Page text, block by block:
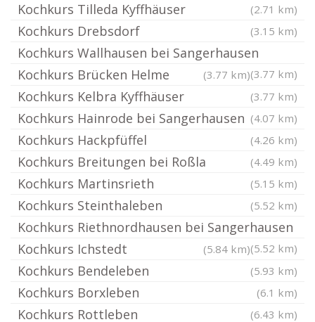
Kochkurs Tilleda Kyffhäuser (2.71 km)
Kochkurs Drebsdorf (3.15 km)
Kochkurs Wallhausen bei Sangerhausen
(3.77 km)
Kochkurs Brücken Helme (3.77 km)
Kochkurs Kelbra Kyffhäuser (3.77 km)
Kochkurs Hainrode bei Sangerhausen (4.07 km)
Kochkurs Hackpfüffel (4.26 km)
Kochkurs Breitungen bei Roßla (4.49 km)
Kochkurs Martinsrieth (5.15 km)
Kochkurs Steinthaleben (5.52 km)
Kochkurs Riethnordhausen bei Sangerhausen
(5.52 km)
Kochkurs Ichstedt (5.84 km)
Kochkurs Bendeleben (5.93 km)
Kochkurs Borxleben (6.1 km)
Kochkurs Rottleben (6.43 km)